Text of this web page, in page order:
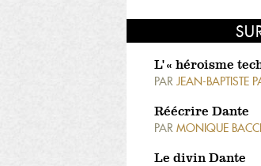
L' « héroisme
PAR JEAN-BAPTISTE
Réécrire Dante
PAR MONIQUE
Le divin Dante